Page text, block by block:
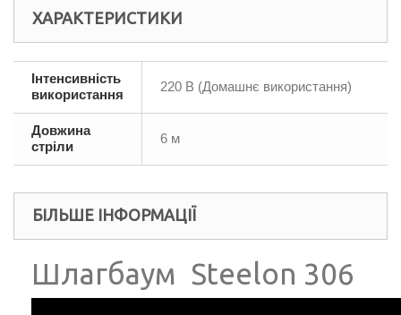
ХАРАКТЕРИСТИКИ
Інтенсивність
використання
220 В (Домашнє використання)
Довжина
стріли
6 м
БІЛЬШЕ ІНФОРМАЦІЇ
Шлагбаум Steelon 306